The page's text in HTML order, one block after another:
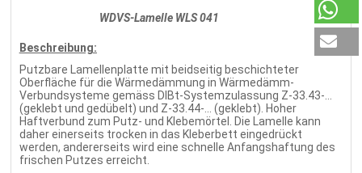
WDVS-Lamelle WLS 041
Beschreibung:
Putzbare Lamellenplatte mit beidseitig beschichteter
Oberfläche für die Wärmedämmung in Wärmedämm-
Verbundsysteme gemäss DIBt-Systemzulassung Z-33.43-...
(geklebt und gedübelt) und Z-33.44-... (geklebt). Hoher
Haftverbund zum Putz- und Klebemörtel. Die Lamelle kann
daher einerseits trocken in das Kleberbett eingedrückt
werden, andererseits wird eine schnelle Anfangshaftung des
frischen Putzes erreicht.